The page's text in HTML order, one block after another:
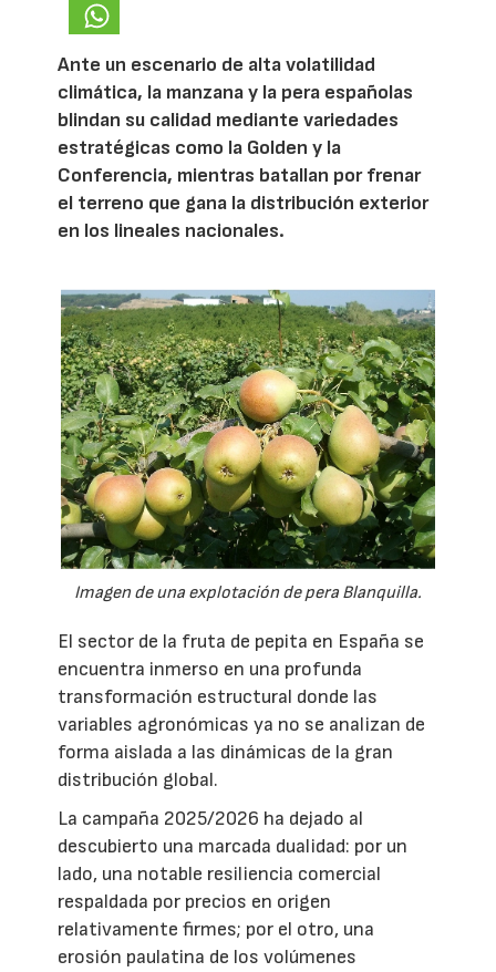
Ante un escenario de alta volatilidad
climática, la manzana y la pera españolas
blindan su calidad mediante variedades
estratégicas como la Golden y la
Conferencia, mientras batallan por frenar
el terreno que gana la distribución exterior
en los lineales nacionales.
Imagen de una explotación de pera Blanquilla.
El sector de la fruta de pepita en España se
encuentra inmerso en una profunda
transformación estructural donde las
variables agronómicas ya no se analizan de
forma aislada a las dinámicas de la gran
distribución global.
La campaña 2025/2026 ha dejado al
descubierto una marcada dualidad: por un
lado, una notable resiliencia comercial
respaldada por precios en origen
relativamente firmes; por el otro, una
erosión paulatina de los volúmenes